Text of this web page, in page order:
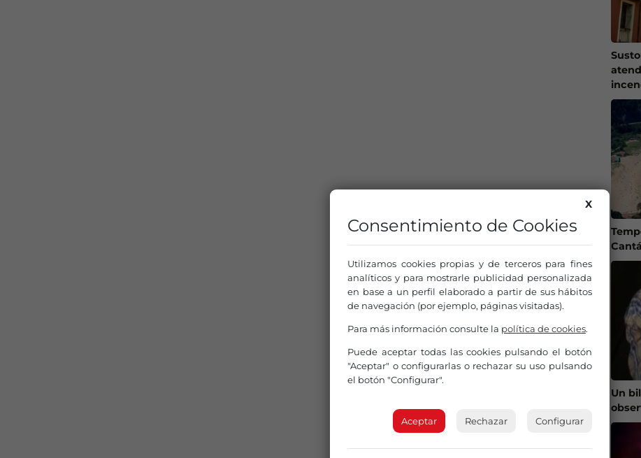
Un
X
Consentimiento de Cookies
Utilizamos cookies propias y de terceros para fines
analíticos y para mostrarle publicidad personalizada
en base a un perfil elaborado a partir de sus hábitos
de navegación (por ejemplo, páginas visitadas).
Para más información consulte la política de cookies.
Puede aceptar todas las cookies pulsando el botón
"Aceptar" o configurarlas o rechazar su uso pulsando
el botón "Configurar".
Aceptar Rechazar Configurar